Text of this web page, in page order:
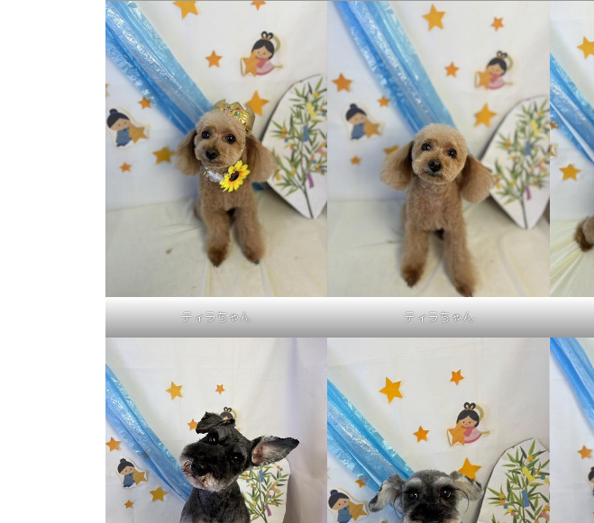
ティラちゃん ティラちゃん